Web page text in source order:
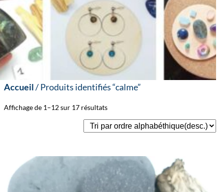
Accueil/ Produits identifiés “calme”
Affichage de 1–12 sur 17 résultats